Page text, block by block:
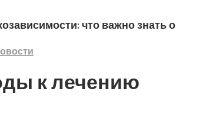
что важно знать о
к лечению